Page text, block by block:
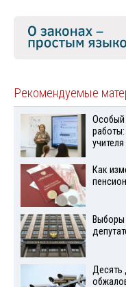
Рекомендуемые
Особый
учителя
Как
Выборы
Десять